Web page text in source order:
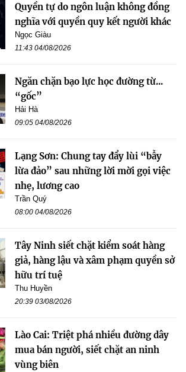
Quyền tự do ngôn luận không đồng
nghĩa với quyền quy kết người khác
Ngọc Giàu
11:43 04/08/2026
Ngăn chặn bạo lực học đường từ...
“gốc”
Hải Hà
09:05 04/08/2026
Lạng Sơn: Chung tay đẩy lùi “bẫy
lừa đảo” sau những lời mời gọi việc
nhẹ, lương cao
Trần Quý
08:00 04/08/2026
Tây Ninh siết chặt kiểm soát hàng
giả, hàng lậu và xâm phạm quyền sở
hữu trí tuệ
Thu Huyền
20:39 03/08/2026
Lào Cai: Triệt phá nhiều đường dây
mua bán người, siết chặt an ninh
vùng biên